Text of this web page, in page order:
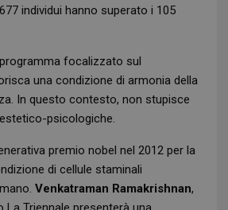
individui hanno superato i 105
focalizzato sul
una condizione di armonia della
In questo contesto, non stupisce
psicologiche.
premio nobel nel 2012 per la
di cellule staminali
Venkatraman Ramakrishnan,